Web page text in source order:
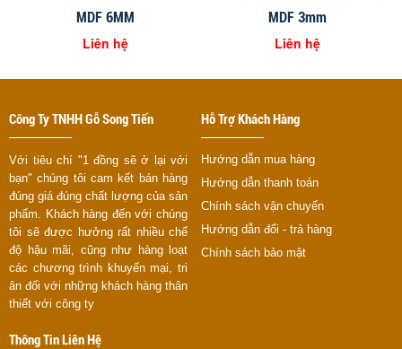
MDF 6MM
Liên hệ
MDF 3mm
Liên hệ
Công Ty TNHH Gỗ Song Tiến
Với tiêu chí "1 đồng sẽ ở lại với
bạn" chúng tôi cam kết bán hàng
đúng giá đúng chất lượng của sản
phẩm. Khách hàng đến với chúng
tôi sẽ được hưởng rất nhiều chế
độ hậu mãi, cũng như hàng loạt
các chương trình khuyến mại, tri
ân đối với những khách hàng thân
thiết với công ty
Hỗ Trợ Khách Hàng
Hướng dẫn mua hàng
Hướng dẫn thanh toán
Chính sách vận chuyển
Hướng dẫn đổi - trả hàng
Chính sách bảo mật
Thông Tin Liên Hệ